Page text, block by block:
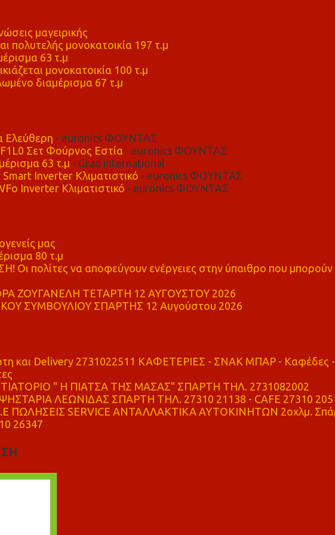
μαγειρικής
πολυτελής μονοκατοικία 197 τ.μ
63 τ.μ
μονοκατοικία 100 τ.μ
διαμέρισμα 67 τ.μ
Ελεύθερη - euronics ΦΟΥΝΤΑΣ
Σετ Φούρνος Εστία - euronics ΦΟΥΝΤΑΣ
63 τ.μ - Grad international
Inverter Κλιματιστικό - euronics ΦΟΥΝΤΑΣ
Inverter Κλιματιστικό - euronics ΦΟΥΝΤΑΣ
μας
80 τ.μ
πολίτες να αποφεύγουν ενέργειες στην ύπαιθρο που μπορούν
ΖΟΥΓΑΝΕΛΗ ΤΕΤΑΡΤΗ 12 ΑΥΓΟΥΣΤΟΥ 2026
ΣΥΜΒΟΥΛΙΟΥ ΣΠΑΡΤΗΣ 12 Αυγούστου 2026
και Delivery 2731022511 ΚΑΦΕΤΕΡΙΕΣ - ΣΝΑΚ ΜΠΑΡ - Καφέδες -
" Η ΠΙΑΤΣΑ ΤΗΣ ΜΑΣΑΣ" ΣΠΑΡΤΗ ΤΗΛ. 2731082002
ΛΕΩΝΙΔΑΣ ΣΠΑΡΤΗ ΤΗΛ. 27310 21138 - CAFE 27310
SERVICE ΑΝΤΑΛΛΑΚΤΙΚΑ ΑΥΤΟΚΙΝΗΤΩΝ 2οχλμ.
26347